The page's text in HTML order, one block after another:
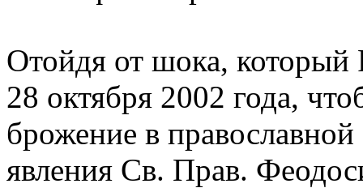
Отойдя от шока, который
28 октября 2002 года,
брожение в православной
явления Св. Прав.